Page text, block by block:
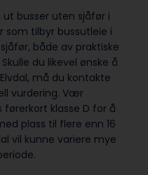
ut busser uten sjåfør i
som tilbyr bussutleie i
både av praktiske
du likevel ønske å
må du kontakte
vurdering. Vær
klasse D for å
plass til flere enn 16
vil kunne variere mye